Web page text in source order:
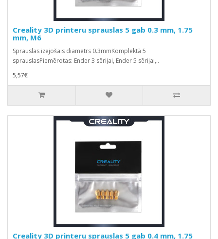
Creality 3D printeru sprauslas 5 gab 0.3 mm, 1.75
mm, M6
Sprauslas izejošais diametrs 0.3mmKomplektā 5
sprauslasPiemērotas: Ender 3 sērijai, Ender 5 sērijai,..
5,57€
Creality 3D printeru sprauslas 5 gab 0.4 mm, 1.75